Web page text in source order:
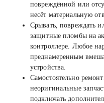
повреждённой или
несёт материальную
Срывать, повреждать
защитные пломбы на
контроллере. Любое
преднамеренным
устройства.
Самостоятельно
неоригинальные
подключать